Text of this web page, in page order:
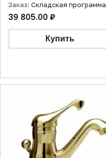
Заказ: Складская программа
39 805.00 ₽